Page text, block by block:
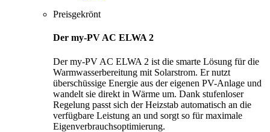
Preisgekrönt
Der my-PV AC ELWA 2
Der my-PV AC ELWA 2 ist die smarte Lösung für die
Warmwasserbereitung mit Solarstrom. Er nutzt
überschüssige Energie aus der eigenen PV-Anlage und
wandelt sie direkt in Wärme um. Dank stufenloser
Regelung passt sich der Heizstab automatisch an die
verfügbare Leistung an und sorgt so für maximale
Eigenverbrauchsoptimierung.